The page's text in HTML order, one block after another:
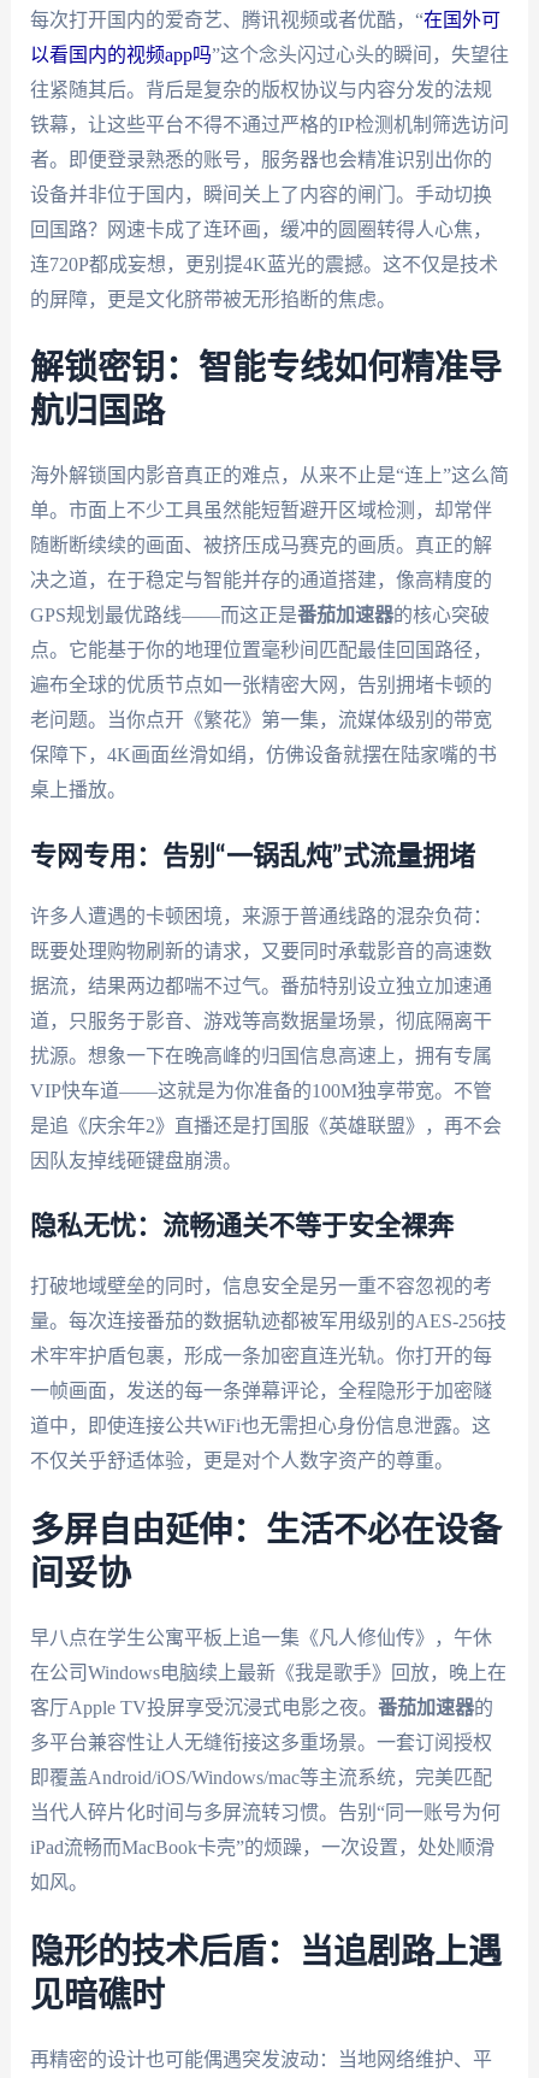
每次打开国内的爱奇艺、腾讯视频或者优酷，“在国外可
以看国内的视频app吗”这个念头闪过心头的瞬间，失望往
往紧随其后。背后是复杂的版权协议与内容分发的法规
铁幕，让这些平台不得不通过严格的IP检测机制筛选访问
者。即便登录熟悉的账号，服务器也会精准识别出你的
设备并非位于国内，瞬间关上了内容的闸门。手动切换
回国路？网速卡成了连环画，缓冲的圆圈转得人心焦，
连720P都成妄想，更别提4K蓝光的震撼。这不仅是技术
的屏障，更是文化脐带被无形掐断的焦虑。
解锁密钥：智能专线如何精准导
航归国路
海外解锁国内影音真正的难点，从来不止是“连上”这么简
单。市面上不少工具虽然能短暂避开区域检测，却常伴
随断断续续的画面、被挤压成马赛克的画质。真正的解
决之道，在于稳定与智能并存的通道搭建，像高精度的
GPS规划最优路线——而这正是番茄加速器的核心突破
点。它能基于你的地理位置毫秒间匹配最佳回国路径，
遍布全球的优质节点如一张精密大网，告别拥堵卡顿的
老问题。当你点开《繁花》第一集，流媒体级别的带宽
保障下，4K画面丝滑如绢，仿佛设备就摆在陆家嘴的书
桌上播放。
专网专用：告别“一锅乱炖”式流量拥堵
许多人遭遇的卡顿困境，来源于普通线路的混杂负荷：
既要处理购物刷新的请求，又要同时承载影音的高速数
据流，结果两边都喘不过气。番茄特别设立独立加速通
道，只服务于影音、游戏等高数据量场景，彻底隔离干
扰源。想象一下在晚高峰的归国信息高速上，拥有专属
VIP快车道——这就是为你准备的100M独享带宽。不管
是追《庆余年2》直播还是打国服《英雄联盟》，再不会
因队友掉线砸键盘崩溃。
隐私无忧：流畅通关不等于安全裸奔
打破地域壁垒的同时，信息安全是另一重不容忽视的考
量。每次连接番茄的数据轨迹都被军用级别的AES-256技
术牢牢护盾包裹，形成一条加密直连光轨。你打开的每
一帧画面，发送的每一条弹幕评论，全程隐形于加密隧
道中，即使连接公共WiFi也无需担心身份信息泄露。这
不仅关乎舒适体验，更是对个人数字资产的尊重。
多屏自由延伸：生活不必在设备
间妥协
早八点在学生公寓平板上追一集《凡人修仙传》，午休
在公司Windows电脑续上最新《我是歌手》回放，晚上在
客厅Apple TV投屏享受沉浸式电影之夜。 番茄加速器的
多平台兼容性让人无缝衔接这多重场景。一套订阅授权
即覆盖Android/iOS/Windows/mac等主流系统，完美匹配
当代人碎片化时间与多屏流转习惯。告别“同一账号为何
iPad流畅而MacBook卡壳”的烦躁，一次设置，处处顺滑
如风。
隐形的技术后盾：当追剧路上遇
见暗礁时
再精密的设计也可能偶遇突发波动：当地网络维护、平